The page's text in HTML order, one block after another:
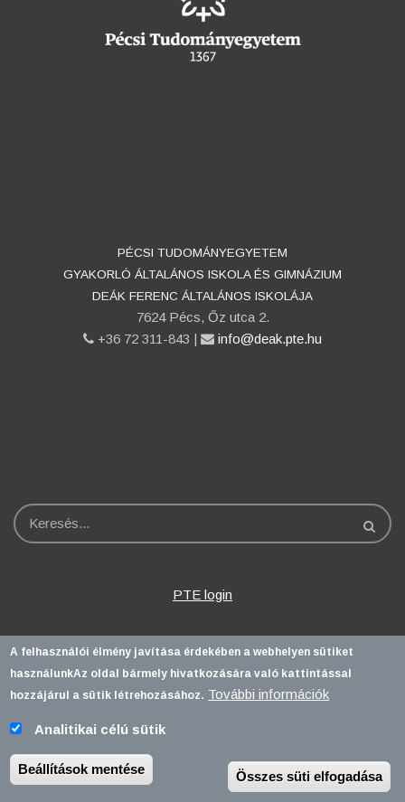
PÉCSI TUDOMÁNYEGYETEM
GYAKORLÓ ÁLTALÁNOS ISKOLA ÉS GIMNÁZIUM
DEÁK FERENC ÁLTALÁNOS ISKOLÁJA
7624 Pécs, Őz utca 2.
phone
+36 72 311-843 | email
info@deak.pte.hu
Keresés
PTE login
Pécsi Tudományegyetem |
Igazgatóság
A felhasználói élmény javítása érdekében a webhelyen sütiket
használunkAz oldal bármely hivatkozására való kattintással
hozzájárul a sütik létrehozásához. További információk
Analitikai célú sütik
Beállítások mentése Összes süti elfogadása